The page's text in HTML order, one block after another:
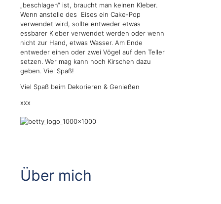
„beschlagen“ ist, braucht man keinen Kleber.
Wenn anstelle des Eises ein Cake-Pop
verwendet wird, sollte entweder etwas
essbarer Kleber verwendet werden oder wenn
nicht zur Hand, etwas Wasser. Am Ende
entweder einen oder zwei Vögel auf den Teller
setzen. Wer mag kann noch Kirschen dazu
geben. Viel Spaß!
Viel Spaß beim Dekorieren & Genießen
xxx
Über mich